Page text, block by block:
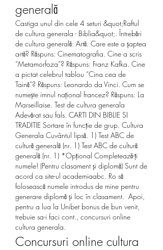
generală
Castiga unul din cele 4 seturi &quot;Raftul
de cultura generala - Biblia&quot;. Întrebări
de cultura generală: Artă. Care este a șaptea
artă? Răspuns: Cinematografia. Cine a scris
“Metamorfoza”? Răspuns: Franz Kafka. Cine
a pictat celebrul tablou “Cina cea de
Taină”? Răspuns: Leonardo da Vinci. Cum se
numește imnul național francez? Răspuns: La
Marseillaise. Test de cultura generala
Adevărat sau fals. CARTI DIN BIBLIE SI
TRADITIE Sortare în funcție de grup. Cultura
Generala Cuvântul lipsă. 1) Test ABC de
cultură generală (nr. 1) Test ABC de cultură
generală (nr. 1) *Opțional Completează-ți
numele! (Pentru clasament și diplomă) Sunt de
acord ca site-ul academiaabc. Ro să
folosească numele introdus de mine pentru
generare diplomă și loc în clasament.  Apoi,
pentru a lua la Unibet bonus de bun venit,
trebuie sa-i faci cont., concursuri online
cultura generala.
Concursuri online cultura